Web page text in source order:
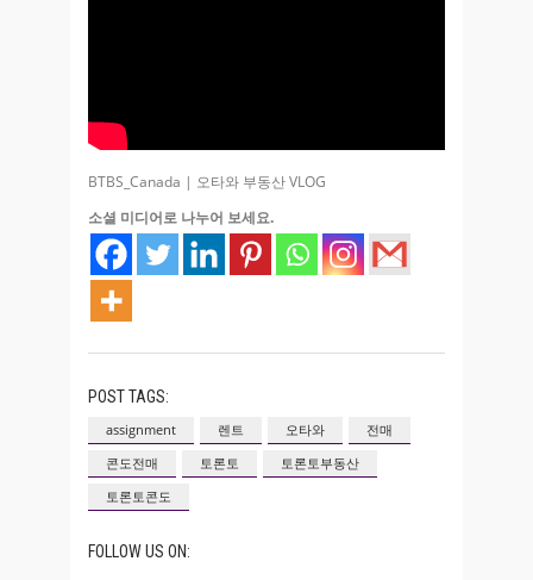
BTBS_Canada | 오타와 부동산 VLOG
소셜 미디어로 나누어 보세요.
POST TAGS:
assignment 렌트 오타와
전매
콘도전매
토론토
토론토부동산
토론토콘도
FOLLOW US ON: